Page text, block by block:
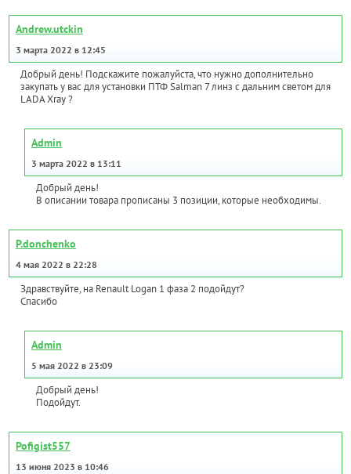
Andrew.utckin
3 марта 2022 в 12:45
Добрый день! Подскажите пожалуйста, что нужно дополнительно
закупать у вас для установки ПТФ Salman 7 линз c дальним светом для
LADA Xray ?
Admin
3 марта 2022 в 13:11
Добрый день!
В описании товара прописаны 3 позиции, которые необходимы.
P.donchenko
4 мая 2022 в 22:28
Здравствуйте, на Renault Logan 1 фаза 2 подойдут?
Спасибо
Admin
5 мая 2022 в 23:09
Добрый день!
Подойдут.
Pofigist557
13 июня 2023 в 10:46